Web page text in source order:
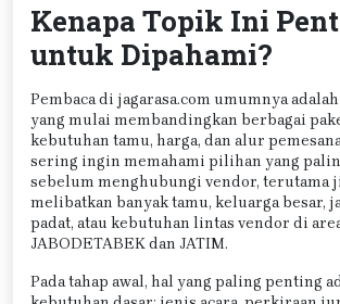
Kenapa Topik Ini
untuk Dipahami?
Pembaca di jagarasa.com umumnya
yang mulai membandingkan berbagai
kebutuhan tamu, harga, dan alur
sering ingin memahami pilihan yang
sebelum menghubungi vendor, terutama
melibatkan banyak tamu, keluarga besar,
padat, atau kebutuhan lintas vendor di
JABODETABEK dan JATIM.
Pada tahap awal, hal yang paling penting